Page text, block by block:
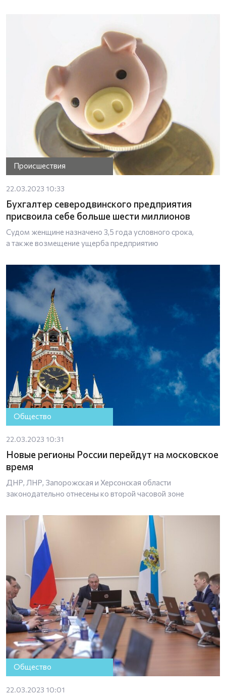
Происшествия
22.03.2023 10:33
Бухгалтер северодвинского предприятия
присвоила себе больше шести миллионов
Судом женщине назначено 3,5 года условного срока,
а также возмещение ущерба предприятию
Общество
22.03.2023 10:31
Новые регионы России перейдут на московское
время
ДНР, ЛНР, Запорожская и Херсонская области
законодательно отнесены ко второй часовой зоне
Общество
22.03.2023 10:01